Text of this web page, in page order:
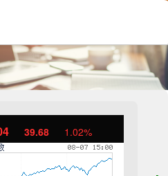
39.68 1.02%